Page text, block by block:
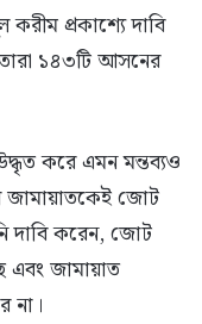
প্রকাশ্যে দাবি
১৪৩টি আসনের
করে এমন মন্তব্যও
জামায়াতকেই জোট
দাবি করেন, জোট
এবং জামায়াত
না।